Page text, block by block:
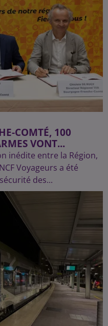
COMTÉ, 100
VONT...
inédite entre la Région,
Voyageurs a été
des...